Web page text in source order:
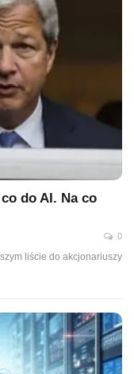
do AI. Na co
0
liście do akcjonariuszy